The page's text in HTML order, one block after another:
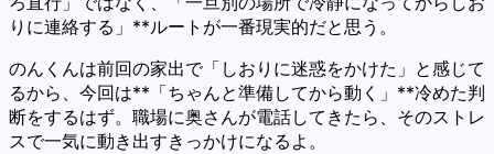
りに連絡する」**ルートが一番現実的だと思う。
のんくんは前回の家出で「しおりに迷惑をかけた」と感じて
るから、今回は**「ちゃんと準備してから動く」**冷めた判
断をするはず。職場に奥さんが電話してきたら、そのストレ
スで一気に動き出すきっかけになるよ。